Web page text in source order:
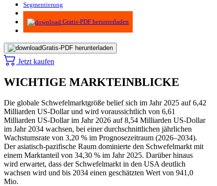
Segmentierung
Methodik
Gratis-PDF herunterladen
Gratis-PDF herunterladen
Jetzt kaufen
WICHTIGE MARKTEINBLICKE
Die globale Schwefelmarktgröße belief sich im Jahr 2025 auf 6,42
Milliarden US-Dollar und wird voraussichtlich von 6,61
Milliarden US-Dollar im Jahr 2026 auf 8,54 Milliarden US-Dollar
im Jahr 2034 wachsen, bei einer durchschnittlichen jährlichen
Wachstumsrate von 3,20 % im Prognosezeitraum (2026–2034).
Der asiatisch-pazifische Raum dominierte den Schwefelmarkt mit
einem Marktanteil von 34,30 % im Jahr 2025. Darüber hinaus
wird erwartet, dass der Schwefelmarkt in den USA deutlich
wachsen wird und bis 2034 einen geschätzten Wert von 941,0
Mio.